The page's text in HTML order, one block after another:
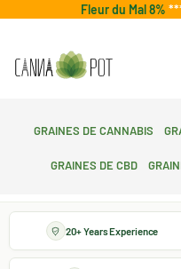
Fleur du Mal 8%
Graines de cannabis
Graines de CBD
20+ Years Experience